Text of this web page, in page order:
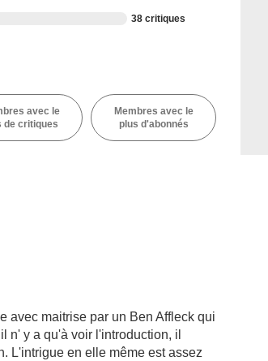
38 critiques
avec le
de critiques
Membres avec le
plus d'abonnés
avec maitrise par un Ben Affleck qui
n' y a qu'à voir l'introduction, il
L'intrigue en elle même est assez